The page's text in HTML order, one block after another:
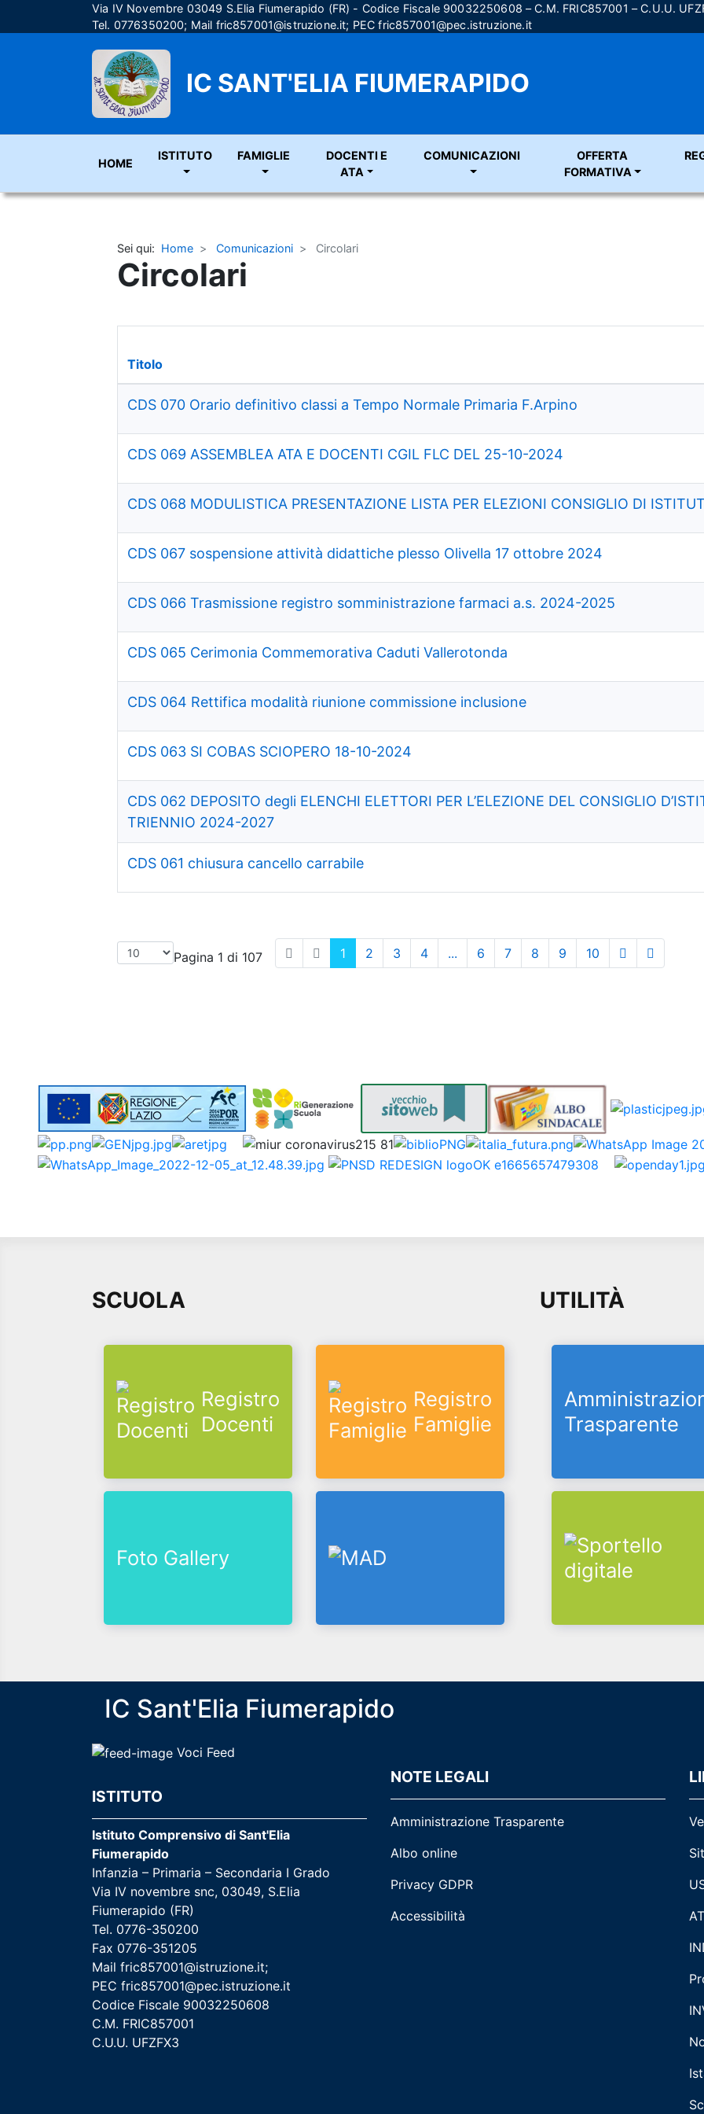
Via IV Novembre 03049 S.Elia Fiumerapido (FR) - Codice Fiscale 90032250608 – C.M. FRIC857001 – C.U.U.
Tel. 0776350200; Mail fric857001@istruzione.it; PECfric857001@pec.istruzione.it
IC SANT'ELIA FIUMERAPIDO
HOME
ISTITUTO FAMIGLIE
DOCENTI E
ATA
COMUNICAZIONI
OFFERTA
FORMATIVA
Sei qui: Home Comunicazioni Circolari
Circolari
Titolo
CDS 070 Orario definitivo classi a Tempo Normale Primaria F.Arpino
CDS 069 ASSEMBLEA ATA E DOCENTI CGIL FLC DEL 25-10-2024
CDS 068 MODULISTICA PRESENTAZIONE LISTA PER ELEZIONI CONSIGLIO DI
CDS 067 sospensione attività didattiche plesso Olivella 17 ottobre 2024
CDS 066 Trasmissione registro somministrazione farmaci a.s. 2024-2025
CDS 065 Cerimonia Commemorativa Caduti Vallerotonda
CDS 064 Rettifica modalità riunione commissione inclusione
CDS 063 SI COBAS SCIOPERO 18-10-2024
CDS 062 DEPOSITO degli ELENCHI ELETTORI PER L’ELEZIONE DEL CONSIGLIO
TRIENNIO 2024-2027
CDS 061 chiusura cancello carrabile
Pagina 1 di 107 1 2 3 4 ... 6 7 8 9 10
SCUOLA
Registro
Docenti
Registro
Famiglie
Foto Gallery
UTILITÀ
Trasparente
IC Sant'Elia Fiumerapido
Voci Feed
ISTITUTO
Istituto Comprensivo di Sant'Elia
Fiumerapido
Infanzia – Primaria – Secondaria I Grado
Via IV novembre snc, 03049, S.Elia
Fiumerapido (FR)
Tel. 0776-350200
Fax 0776-351205
Mail fric857001@istruzione.it;
PEC fric857001@pec.istruzione.it
Codice Fiscale 90032250608
C.M. FRIC857001
C.U.U. UFZFX3
NOTE LEGALI
Amministrazione Trasparente
Albo online
Privacy GDPR
Accessibilità